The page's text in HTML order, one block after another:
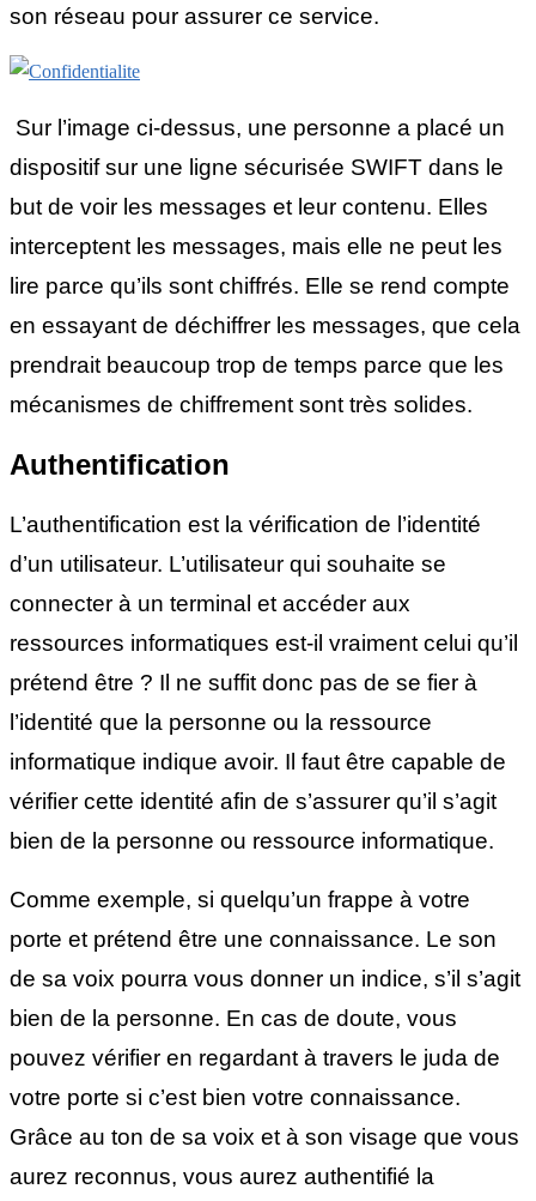
son réseau pour assurer ce service.
Sur l’image ci-dessus, une personne a placé un
dispositif sur une ligne sécurisée SWIFT dans le
but de voir les messages et leur contenu. Elles
interceptent les messages, mais elle ne peut les
lire parce qu’ils sont chiffrés. Elle se rend compte
en essayant de déchiffrer les messages, que cela
prendrait beaucoup trop de temps parce que les
mécanismes de chiffrement sont très solides.
Authentification
L’authentification est la vérification de l’identité
d’un utilisateur. L’utilisateur qui souhaite se
connecter à un terminal et accéder aux
ressources informatiques est-il vraiment celui qu’il
prétend être ? Il ne suffit donc pas de se fier à
l’identité que la personne ou la ressource
informatique indique avoir. Il faut être capable de
vérifier cette identité afin de s’assurer qu’il s’agit
bien de la personne ou ressource informatique.
Comme exemple, si quelqu’un frappe à votre
porte et prétend être une connaissance. Le son
de sa voix pourra vous donner un indice, s’il s’agit
bien de la personne. En cas de doute, vous
pouvez vérifier en regardant à travers le juda de
votre porte si c’est bien votre connaissance.
Grâce au ton de sa voix et à son visage que vous
aurez reconnus, vous aurez authentifié la